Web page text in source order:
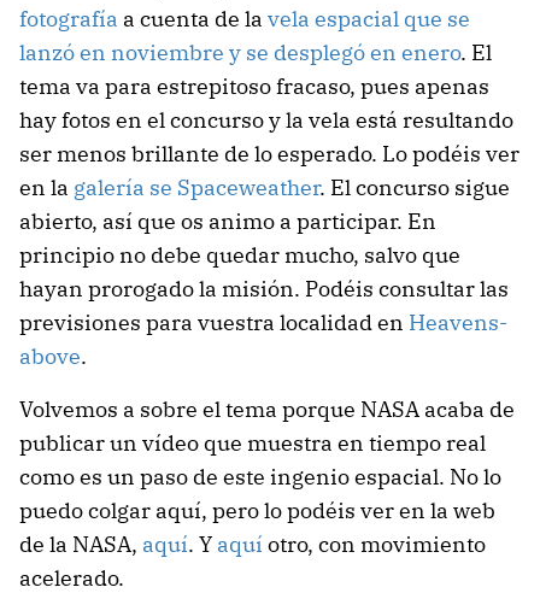
fotografía a cuenta de la vela espacial que se
lanzó en noviembre y se desplegó en enero. El
tema va para estrepitoso fracaso, pues apenas
hay fotos en el concurso y la vela está resultando
ser menos brillante de lo esperado. Lo podéis ver
en la galería se Spaceweather. El concurso sigue
abierto, así que os animo a participar. En
principio no debe quedar mucho, salvo que
hayan prorogado la misión. Podéis consultar las
previsiones para vuestra localidad en Heavens-
above.
Volvemos a sobre el tema porque NASA acaba de
publicar un vídeo que muestra en tiempo real
como es un paso de este ingenio espacial. No lo
puedo colgar aquí, pero lo podéis ver en la web
de la NASA, aquí. Y aquí otro, con movimiento
acelerado.